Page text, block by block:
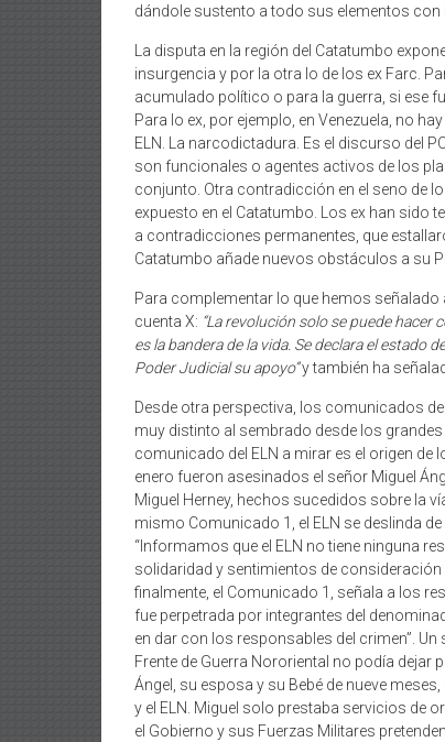
dándole sustento a todo sus elementos con
La disputa en la región del Catatumbo
insurgencia y por la otra lo de los ex Farc.
acumulado político o para la guerra, si ese
Para lo ex, por ejemplo, en Venezuela, no
ELN. La narcodictadura. Es el discurso del
son funcionales o agentes activos de los
conjunto. Otra contradicción en el seno de
expuesto en el Catatumbo. Los ex han sido
a contradicciones permanentes, que
Catatumbo añade nuevos obstáculos a su
Para complementar lo que hemos
cuenta X: “La revolución solo se puede hacer
es la bandera de la vida. Se declara el estado
Poder Judicial su apoyo”y también ha
Desde otra perspectiva, los comunicados
muy distinto al sembrado desde los
comunicado del ELN a mirar es el origen de
enero fueron asesinados el señor Miguel
Miguel Herney, hechos sucedidos sobre la
mismo Comunicado 1, el ELN se deslinda
“Informamos que el ELN no tiene ninguna
solidaridad y sentimientos de
finalmente, el Comunicado 1, señala a los
fue perpetrada por integrantes del
en dar con los responsables del crimen”.
Frente de Guerra Nororiental no podía
Ángel, su esposa y su Bebé de nueve
y el ELN. Miguel solo prestaba servicios de
el Gobierno y sus Fuerzas Militares